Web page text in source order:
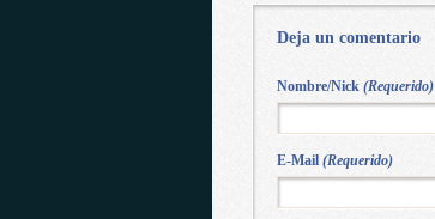
Deja un comentario
Nombre/Nick (Requerido)
E-Mail (Requerido)